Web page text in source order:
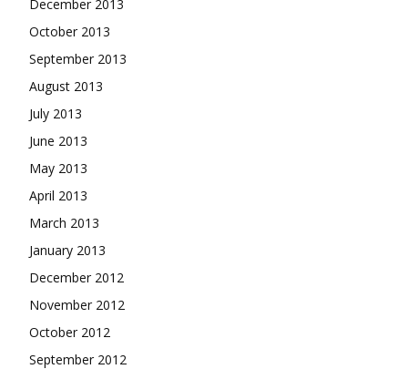
December 2013
October 2013
September 2013
August 2013
July 2013
June 2013
May 2013
April 2013
March 2013
January 2013
December 2012
November 2012
October 2012
September 2012